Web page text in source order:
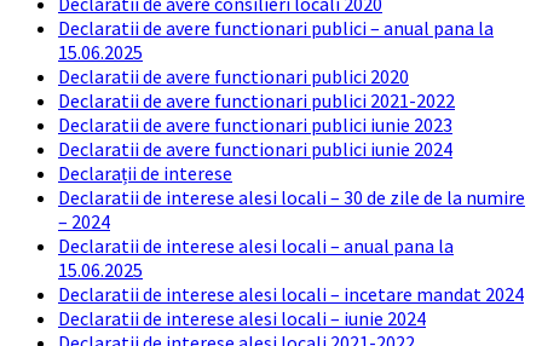
Declaratii de avere functionari publici – anual pana la
15.06.2025
Declaratii de avere functionari publici 2020
Declaratii de avere functionari publici 2021-2022
Declaratii de avere functionari publici iunie 2023
Declaratii de avere functionari publici iunie 2024
Declarații de interese
Declaratii de interese alesi locali – 30 de zile de la numire
– 2024
Declaratii de interese alesi locali – anual pana la
15.06.2025
Declaratii de interese alesi locali – incetare mandat 2024
Declaratii de interese alesi locali – iunie 2024